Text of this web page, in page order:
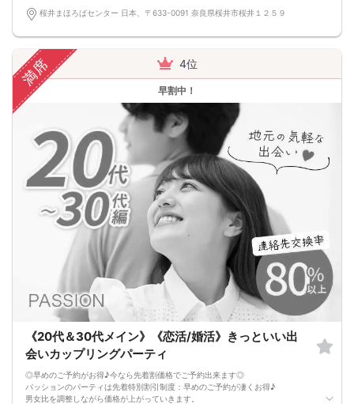
す。
また将来の結婚まで考えた場合案外この組み合わせはうまくいくことが多いです♪
お一人様でも安心してご参加下さい。
出会いはまずは行動から！パッションのパーティで理想のお相手探しはいかがで
すか?
スタッフが全力であなたの婚活をサポートさせて頂きます。
■パーティ中止判断タイミング
開催前日の23:00までに最少催行人数男性2名対女性2名に満たない場合
但し、当日で急なキャンセルががあった場合には当日中止になる事もあります。
桜井まほろばセンター 日本、〒633-0091 奈良県桜井市桜井１２５９
満席 4位
早割中！
《20代＆30代メイン》《恋活/婚活》きっといい出
会いカップリングパーティ
◎早めのご予約がお得♪今なら先着割価格でご予約出来ます◎
パッションのパーティは先着特別割引制度：早めのご予約が凄くお得♪
男女比を調整しながら価格が上がっていきます。